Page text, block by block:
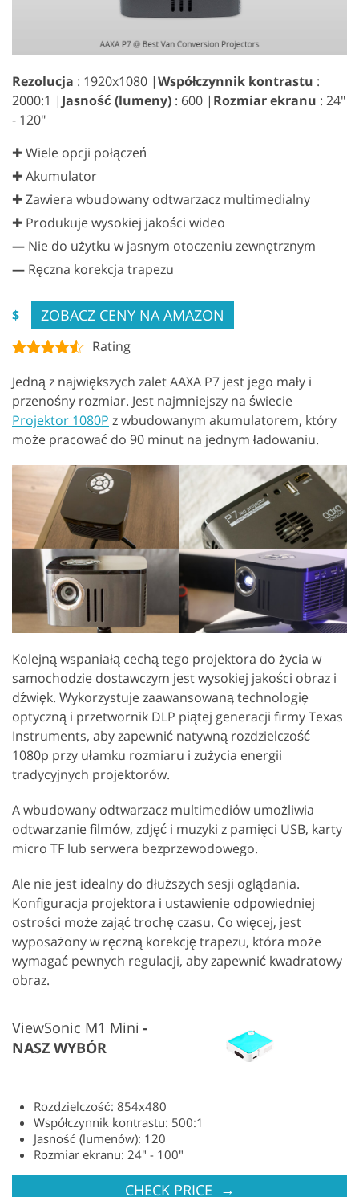
Rezolucja : 1920x1080 |Współczynnik kontrastu :
2000:1 | Jasność (lumeny) : 600 | Rozmiar ekranu : 24"
- 120"
✚ Wiele opcji połączeń
✚ Akumulator
✚ Zawiera wbudowany odtwarzacz multimedialny
✚ Produkuje wysokiej jakości wideo
— Nie do użytku w jasnym otoczeniu zewnętrznym
— Ręczna korekcja trapezu
$ ZOBACZ CENY NA AMAZON
Rating
Jedną z największych zalet AAXA P7 jest jego mały i
przenośny rozmiar. Jest najmniejszy na świecie
Projektor 1080P z wbudowanym akumulatorem, który
może pracować do 90 minut na jednym ładowaniu.
Kolejną wspaniałą cechą tego projektora do życia w
samochodzie dostawczym jest wysokiej jakości obraz i
dźwięk. Wykorzystuje zaawansowaną technologię
optyczną i przetwornik DLP piątej generacji firmy Texas
Instruments, aby zapewnić natywną rozdzielczość
1080p przy ułamku rozmiaru i zużycia energii
tradycyjnych projektorów.
A wbudowany odtwarzacz multimediów umożliwia
odtwarzanie filmów, zdjęć i muzyki z pamięci USB, karty
micro TF lub serwera bezprzewodowego.
Ale nie jest idealny do dłuższych sesji oglądania.
Konfiguracja projektora i ustawienie odpowiedniej
ostrości może zająć trochę czasu. Co więcej, jest
wyposażony w ręczną korekcję trapezu, która może
wymagać pewnych regulacji, aby zapewnić kwadratowy
obraz.
ViewSonic M1 Mini
NASZ WYBÓR
Rozdzielczość: 854x480
Współczynnik kontrastu: 500:1
Jasność (lumenów): 120
Rozmiar ekranu: 24" - 100"
CHECK PRICE →